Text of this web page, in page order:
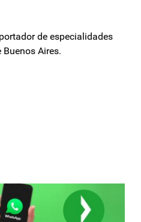
de especialidades
Aires.